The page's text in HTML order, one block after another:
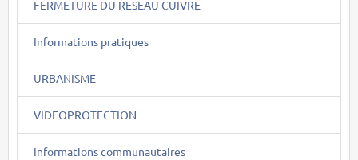
FERMETURE DU RESEAU CUIVRE
Informations pratiques
URBANISME
VIDEOPROTECTION
Informations communautaires